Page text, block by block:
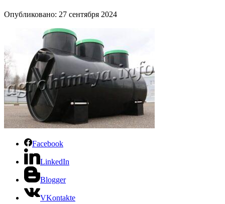
Опубликовано: 27 сентября 2024
Facebook
LinkedIn
Blogger
VKontakte